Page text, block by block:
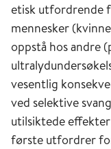
etisk utfordrende
mennesker
oppstå hos andre
vesentlig
ved selektive
utilsiktede
første utfordrer